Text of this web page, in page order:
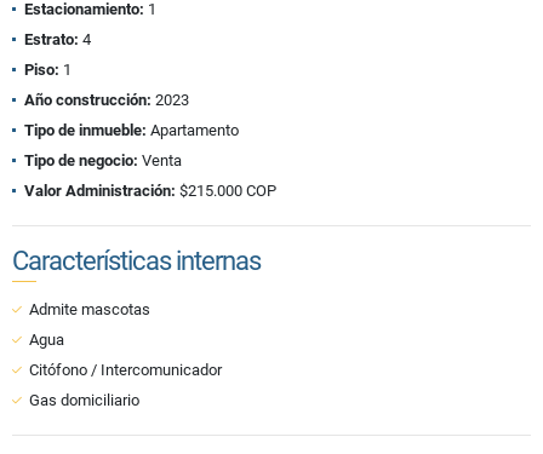
Estacionamiento: 1
Estrato: 4
Piso: 1
Año construcción: 2023
Tipo de inmueble: Apartamento
Tipo de negocio: Venta
Valor Administración: $215.000 COP
Características internas
Admite mascotas
Agua
Citófono / Intercomunicador
Gas domiciliario